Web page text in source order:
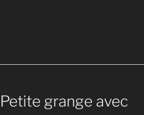
Petite grange avec